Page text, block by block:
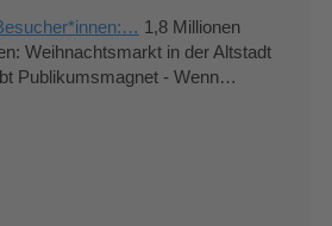
1,8 Millionen
Weihnachtsmarkt in der Altstadt
Publikumsmagnet - Wenn…